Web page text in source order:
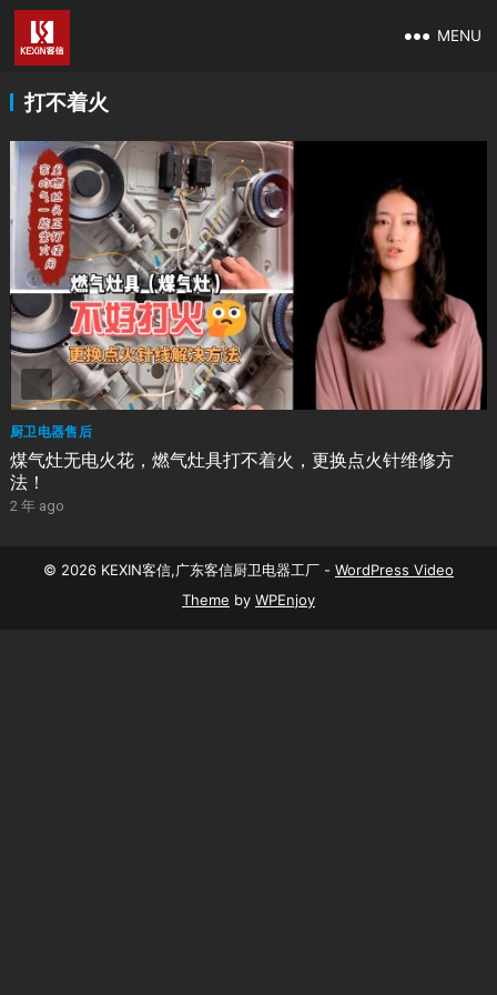
MENU
打不着火
厨卫电器售后
煤气灶无电火花，燃气灶具打不着火，更换点火针维修方
法！
2 年 ago
© 2026 KEXIN客信,广东客信厨卫电器工厂 - WordPress Video
Theme by WPEnjoy